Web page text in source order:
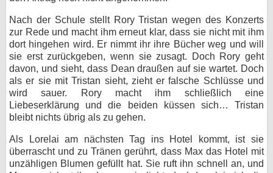
Nach der Schule stellt Rory Tristan wegen des Konzerts
zur Rede und macht ihm erneut klar, dass sie nicht mit ihm
dort hingehen wird. Er nimmt ihr ihre Bücher weg und will
sie erst zurückgeben, wenn sie zusagt. Doch Rory geht
davon, und sieht, dass Dean draußen auf sie wartet. Doch
als er sie mit Tristan sieht, zieht er falsche Schlüsse und
wird sauer. Rory macht ihm schließlich eine
Liebeserklärung und die beiden küssen sich… Tristan
bleibt nichts übrig als zu gehen.
Als Lorelai am nächsten Tag ins Hotel kommt, ist sie
überrascht und zu Tränen gerührt, dass Max das Hotel mit
unzähligen Blumen gefüllt hat. Sie ruft ihn schnell an, und